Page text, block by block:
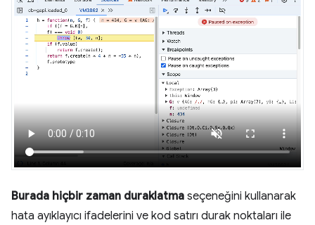
Burada hiçbir zaman duraklatma seçeneğini kullanarak
hata ayıklayıcı ifadelerini ve kod satırı durak noktaları ile